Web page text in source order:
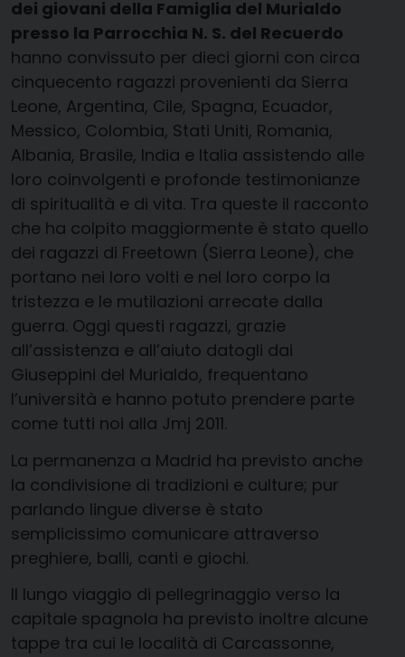
dei giovani della Famiglia del Murialdo
presso la Parrocchia N. S. del Recuerdo
hanno convissuto per dieci giorni con circa
cinquecento ragazzi provenienti da Sierra
Leone, Argentina, Cile, Spagna, Ecuador,
Messico, Colombia, Stati Uniti, Romania,
Albania, Brasile, India e Italia assistendo alle
loro coinvolgenti e profonde testimonianze
di spiritualità e di vita. Tra queste il racconto
che ha colpito maggiormente è stato quello
dei ragazzi di Freetown (Sierra Leone), che
portano nei loro volti e nel loro corpo la
tristezza e le mutilazioni arrecate dalla
guerra. Oggi questi ragazzi, grazie
all’assistenza e all’aiuto datogli dai
Giuseppini del Murialdo, frequentano
l’università e hanno potuto prendere parte
come tutti noi alla Jmj 2011.
La permanenza a Madrid ha previsto anche
la condivisione di tradizioni e culture; pur
parlando lingue diverse è stato
semplicissimo comunicare attraverso
preghiere, balli, canti e giochi.
Il lungo viaggio di pellegrinaggio verso la
capitale spagnola ha previsto inoltre alcune
tappe tra cui le località di Carcassonne,